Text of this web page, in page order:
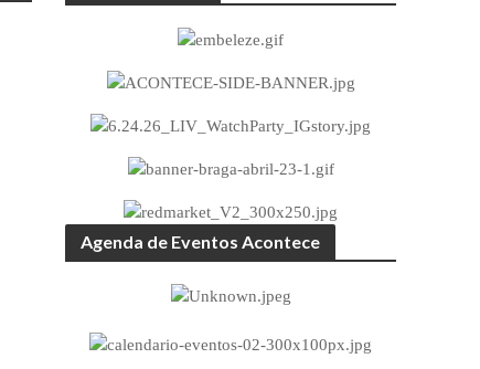
Agenda de Eventos Acontece